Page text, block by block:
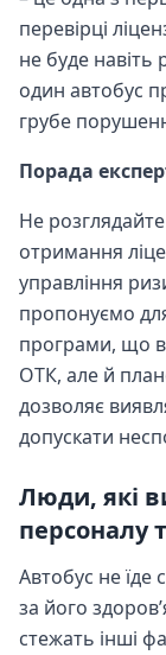
перевірці
не буде
один автобус
грубе
Порада
Не
отримання
управління
пропонуємо
програми, що
ОТК, але й
дозволяє
допускати
Люди, які
персоналу
Автобус не їде
за його
стежать інші